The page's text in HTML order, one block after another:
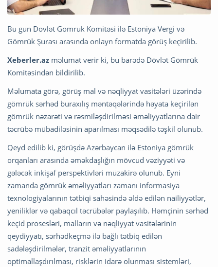
Bu gün Dövlət Gömrük Komitəsi ilə Estoniya Vergi və
Gömrük Şurası arasında onlayn formatda görüş keçirilib.
Xeberler.az məlumat verir ki, bu barədə Dövlət Gömrük
Komitəsindən bildirilib.
Məlumata görə, görüş mal və nəqliyyat vasitələri üzərində
gömrük sərhəd buraxılış məntəqələrində həyata keçirilən
gömrük nəzarəti və rəsmiləşdirilməsi əməliyyatlarına dair
təcrübə mübadiləsinin aparılması məqsədilə təşkil olunub.
Qeyd edilib ki, görüşdə Azərbaycan ilə Estoniya gömrük
orqanları arasında əməkdaşlığın mövcud vəziyyəti və
gələcək inkişaf perspektivləri müzakirə olunub. Eyni
zamanda gömrük əməliyyatları zamanı informasiya
texnologiyalarının tətbiqi sahəsində əldə edilən nailiyyətlər,
yeniliklər və qabaqcıl təcrübələr paylaşılıb. Həmçinin sərhəd
keçid prosesləri, malların və nəqliyyat vasitələrinin
qeydiyyatı, sərhədkeçmə ilə bağlı tətbiq edilən
sadələşdirilmələr, tranzit əməliyyatlarının
optimallaşdırılması, risklərin idarə olunması sistemləri,